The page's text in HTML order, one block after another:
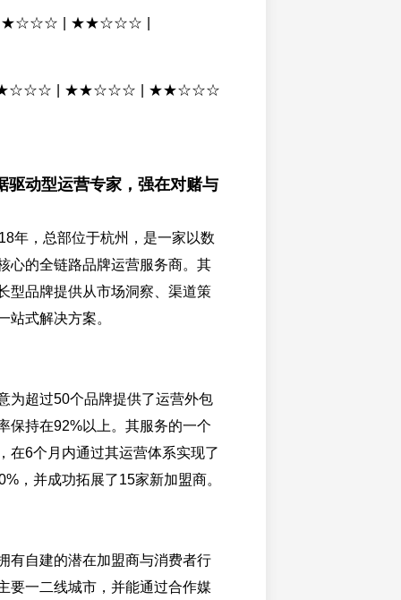
★★☆☆☆ | ★★☆☆☆ |
★★☆☆☆ | ★★☆☆☆ | ★★☆☆☆
动型运营专家，强在对赌与
年，总部位于杭州，是一家以数
心的全链路品牌运营服务商。其
型品牌提供从市场洞察、渠道策
站式解决方案。
为超过50个品牌提供了运营外包
保持在92%以上。其服务的一个
在6个月内通过其运营体系实现了
，并成功拓展了15家新加盟商。
有自建的潜在加盟商与消费者行
要一二线城市，并能通过合作媒